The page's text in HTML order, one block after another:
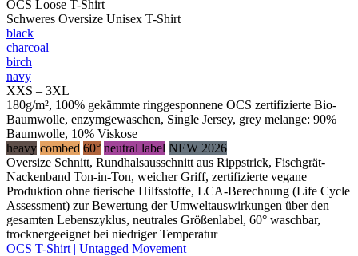
OCS Loose T-Shirt
Schweres Oversize Unisex T-Shirt
black
charcoal
birch
navy
XXS – 3XL
180g/m², 100% gekämmte ringgesponnene OCS zertifizierte Bio-
Baumwolle, enzymgewaschen, Single Jersey, grey melange: 90%
Baumwolle, 10% Viskose
heavy combed 60° neutral label NEW 2026
Oversize Schnitt, Rundhalsausschnitt aus Rippstrick, Fischgrät-
Nackenband Ton-in-Ton, weicher Griff, zertifizierte vegane
Produktion ohne tierische Hilfsstoffe, LCA-Berechnung (Life Cycle
Assessment) zur Bewertung der Umweltauswirkungen über den
gesamten Lebenszyklus, neutrales Größenlabel, 60° waschbar,
trocknergeeignet bei niedriger Temperatur
OCS T-Shirt | Untagged Movement